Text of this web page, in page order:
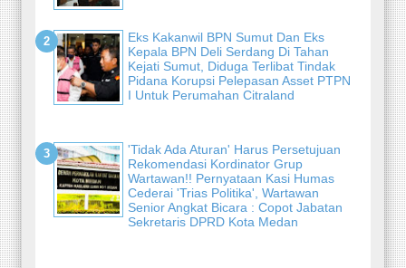
Eks Kakanwil BPN Sumut Dan Eks
Kepala BPN Deli Serdang Di Tahan
Kejati Sumut, Diduga Terlibat Tindak
Pidana Korupsi Pelepasan Asset PTPN
I Untuk Perumahan Citraland
'Tidak Ada Aturan' Harus Persetujuan
Rekomendasi Kordinator Grup
Wartawan!! Pernyataan Kasi Humas
Cederai 'Trias Politika', Wartawan
Senior Angkat Bicara : Copot Jabatan
Sekretaris DPRD Kota Medan